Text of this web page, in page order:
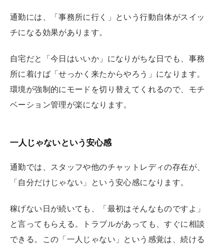
通勤には、「事務所に行く」という行動自体がスイッ
チになる効果があります。
自宅だと「今日はいいか」になりがちな日でも、事務
所に着けば「せっかく来たからやろう」になります。
環境が強制的にモードを切り替えてくれるので、モチ
ベーション管理が楽になります。
一人じゃないという安心感
通勤では、スタッフや他のチャットレディの存在が、
「自分だけじゃない」という安心感になります。
稼げない日が続いても、「最初はそんなものですよ」
と言ってもらえる。トラブルがあっても、すぐに相談
できる。この「一人じゃない」という感覚は、続ける